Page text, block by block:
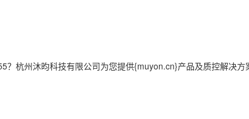
？杭州沐昀科技有限公司为您提供{muyon.cn}产品及质控解决方